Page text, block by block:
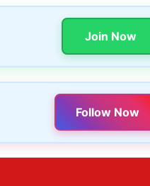
Join Now
Follow Now